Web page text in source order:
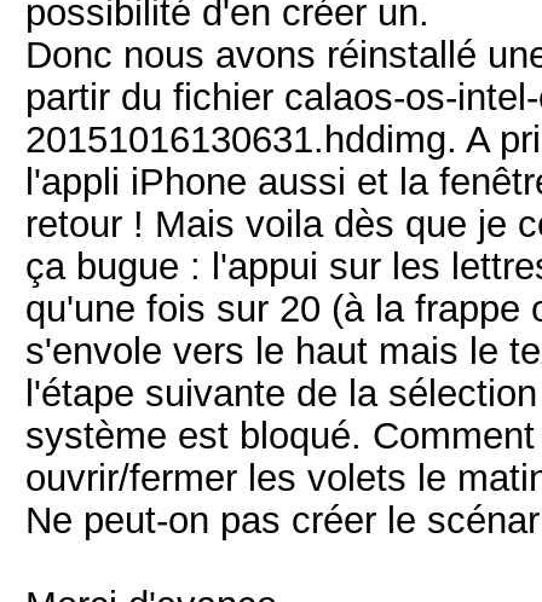
possibilité d'en créer un.
Donc nous avons réinstallé
partir du fichier calaos-os-
20151016130631.hddimg. A
l'appli iPhone aussi et la
retour ! Mais voila dès que je
ça bugue : l'appui sur les
qu'une fois sur 20 (à la
s'envole vers le haut mais le
l'étape suivante de la
système est bloqué.
ouvrir/fermer les volets le
Ne peut-on pas créer le